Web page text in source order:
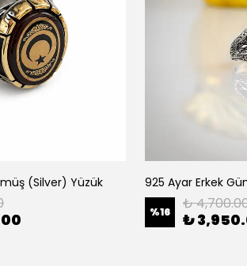
(Silver) Yüzük 925 Ayar Erkek
%16 ₺
₺